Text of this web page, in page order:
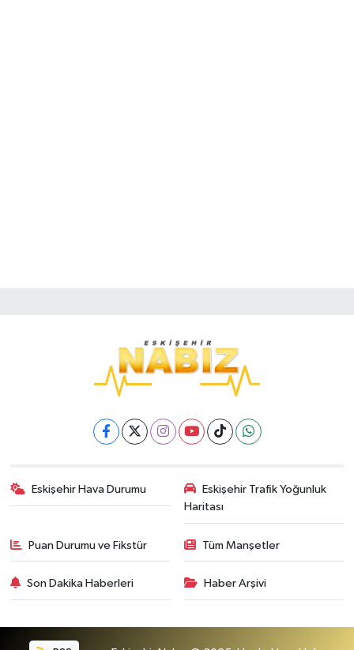
Eskişehir Hava Durumu
Eskişehir Trafik Yoğunluk
Haritası
Puan Durumu ve Fikstür Tüm Manşetler
Son Dakika Haberleri Haber Arşivi